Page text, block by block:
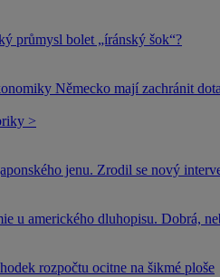
průmysl bolet „íránský šok“?
Německo mají zachránit
>
jenu. Zrodil se nový
u amerického dluhopisu. Dobrá,
rozpočtu ocitne na šikmé ploše